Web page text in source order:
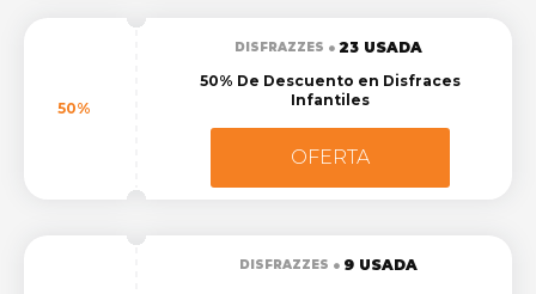
50%
DISFRAZZES
23 USADA
50% De Descuento en Disfraces
Infantiles
OFERTA
DISFRAZZES 9 USADA